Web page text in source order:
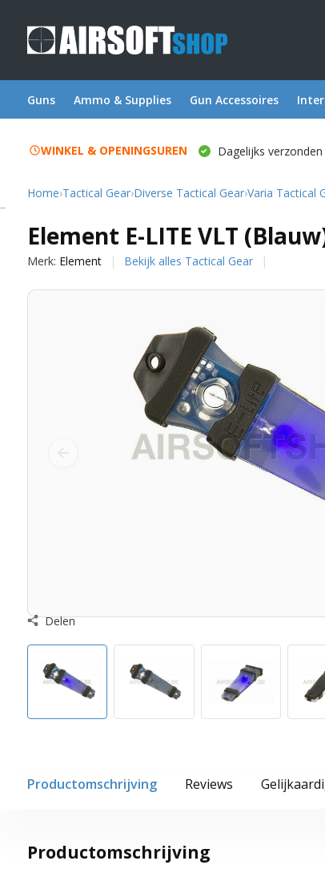
Guns Ammo & Supplies Gun Accessoires
WINKEL & OPENINGSUREN Dagelijks
Home›Tactical Gear›Diverse Tactical Gear›Varia Tactical
Element E-LITE VLT
Merk: Element Bekijk alles Tactical Gear
Delen
Productomschrijving Reviews
Productomschrijving